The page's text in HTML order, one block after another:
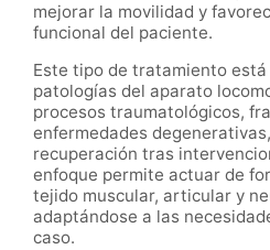
mejorar la movilidad y
funcional del paciente.
Este tipo de tratamiento
patologías del aparato
procesos traumatológicos,
enfermedades
recuperación tras
enfoque permite actuar de
tejido muscular, articular y
adaptándose a las
caso.